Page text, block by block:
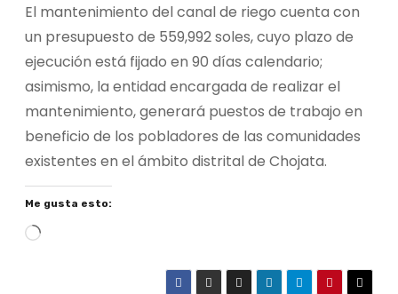
El mantenimiento del canal de riego cuenta con
un presupuesto de 559,992 soles, cuyo plazo de
ejecución está fijado en 90 días calendario;
asimismo, la entidad encargada de realizar el
mantenimiento, generará puestos de trabajo en
beneficio de los pobladores de las comunidades
existentes en el ámbito distrital de Chojata.
Me gusta esto:
C